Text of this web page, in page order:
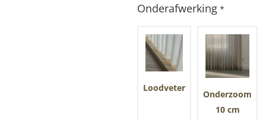
Onderafwerking *
Loodveter
Onderzoom
10 cm